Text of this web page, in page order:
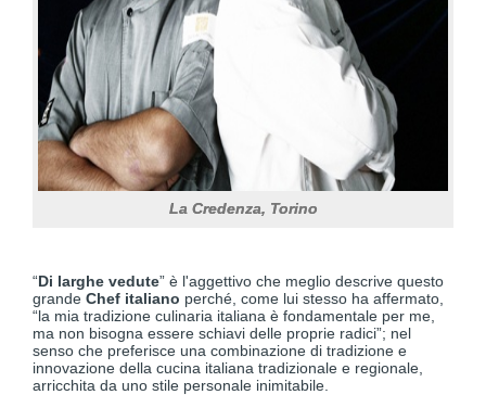
La Credenza, Torino
“Di larghe vedute” è l'aggettivo che meglio descrive questo
grande Chef italiano perché, come lui stesso ha affermato,
“la mia tradizione culinaria italiana è fondamentale per me,
ma non bisogna essere schiavi delle proprie radici”; nel
senso che preferisce una combinazione di tradizione e
innovazione della cucina italiana tradizionale e regionale,
arricchita da uno stile personale inimitabile.